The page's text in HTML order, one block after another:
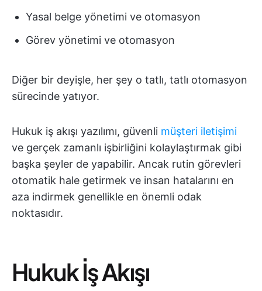
Yasal belge yönetimi ve otomasyon
Görev yönetimi ve otomasyon
Diğer bir deyişle, her şey o tatlı, tatlı otomasyon
sürecinde yatıyor.
Hukuk iş akışı yazılımı, güvenli müşteri iletişimi
ve gerçek zamanlı işbirliğini kolaylaştırmak gibi
başka şeyler de yapabilir. Ancak rutin görevleri
otomatik hale getirmek ve insan hatalarını en
aza indirmek genellikle en önemli odak
noktasıdır.
Hukuk İş Akışı